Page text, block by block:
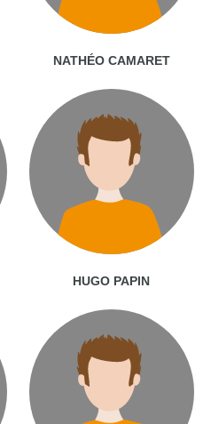
NATHÉO CAMARET
HUGO PAPIN